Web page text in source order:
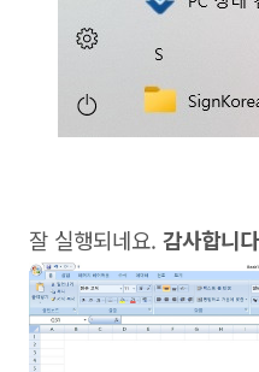
잘 실행되네요. 감사합니